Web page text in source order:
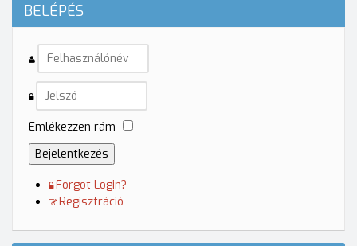
BELÉPÉS
Emlékezzen rám
Bejelentkezés
Forgot Login?
Regisztráció